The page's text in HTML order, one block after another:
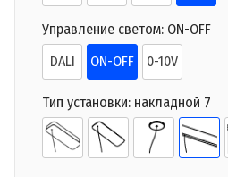
Управление светом: ON-OFF
DALI
ON-OFF 0-10V
Тип установки: накладной 7